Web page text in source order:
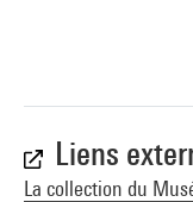
Liens
La collection du